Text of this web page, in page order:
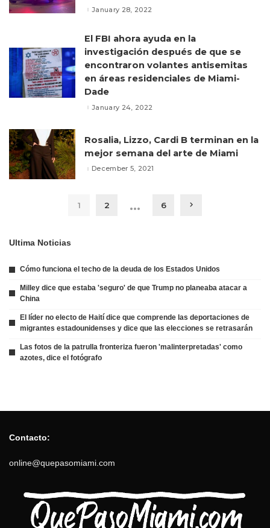
January 28, 2022
El FBI ahora ayuda en la
investigación después de que se
encontraron volantes antisemitas
en áreas residenciales de Miami-
Dade
January 24, 2022
Rosalia, Lizzo, Cardi B terminan en la
mejor semana del arte de Miami
December 5, 2021
1 2 … 6
Ultima Noticias
Cómo funciona el techo de la deuda de los Estados Unidos
Milley dice que estaba 'seguro' de que Trump no planeaba atacar a
China
El líder no electo de Haití dice que comprende las deportaciones de
migrantes estadounidenses y dice que las elecciones se retrasarán
Las fotos de la patrulla fronteriza fueron 'malinterpretadas' como
azotes, dice el fotógrafo
Contacto:
online@quepasomiami.com